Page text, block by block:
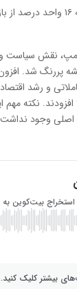
ترکیب این دو عامل نزدیک
نقش سیاست و
پررنگ شد.
نکته
وجود نداشت؛
بیشتر کلیک کنید.